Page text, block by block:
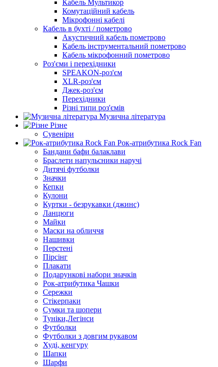
Кабель Мультикор
Комутаційний кабель
Мікрофонні кабелі
Кабель в бухті / пометрово
Акустичний кабель пометрово
Кабель інструментальний пометрово
Кабель мікрофонний пометрово
Роз'єми і перехідники
SPEAKON-роз'єм
XLR-роз'єм
Джек-роз'єм
Перехідники
Різні типи роз'ємів
Музична література
Різне
Сувеніри
Рок-атрибутика Rock Fan
Бандани бафи балаклави
Браслети напульсники наручі
Дитячі футболки
Значки
Кепки
Кулони
Куртки - безрукавки (джинс)
Ланцюги
Майки
Маски на обличчя
Нашивки
Перстені
Пірсінг
Плакати
Подарункові набори значків
Рок-атрибутика Чашки
Сережки
Стікерпаки
Сумки та шопери
Туніки,Легінси
Футболки
Футболки з довгим рукавом
Худі, кенгуру
Шапки
Шарфи